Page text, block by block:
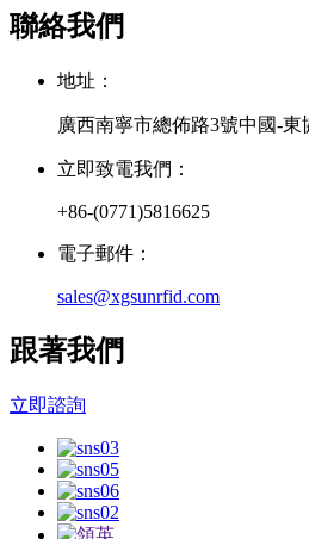
聯絡我們
地址：
廣西南寧市總佈路3號中國-東
立即致電我們：
+86-(0771)5816625
電子郵件：
sales@xgsunrfid.com
跟著我們
立即諮詢